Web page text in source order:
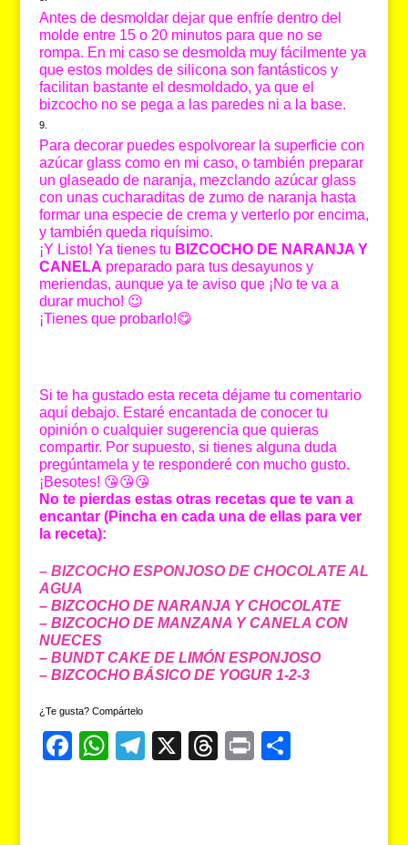
Antes de desmoldar dejar que enfríe dentro del
molde entre 15 o 20 minutos para que no se
rompa. En mi caso se desmolda muy fácilmente ya
que estos moldes de silicona son fantásticos y
facilitan bastante el desmoldado, ya que el
bizcocho no se pega a las paredes ni a la base.
Para decorar puedes espolvorear la superficie con
azúcar glass como en mi caso, o también preparar
un glaseado de naranja, mezclando azúcar glass
con unas cucharaditas de zumo de naranja hasta
formar una especie de crema y verterlo por encima,
y también queda riquísimo.
¡Y Listo! Ya tienes tu BIZCOCHO DE NARANJA Y
CANELA preparado para tus desayunos y
meriendas, aunque ya te aviso que ¡No te va a
durar mucho! 😉
¡Tienes que probarlo!😋
Si te ha gustado esta receta déjame tu comentario
aquí debajo. Estaré encantada de conocer tu
opinión o cualquier sugerencia que quieras
compartir. Por supuesto, si tienes alguna duda
pregúntamela y te responderé con mucho gusto.
¡Besotes! 😘😘😘
No te pierdas estas otras recetas que te van a
encantar (Pincha en cada una de ellas para ver
la receta):
– BIZCOCHO ESPONJOSO DE CHOCOLATE AL
AGUA
– BIZCOCHO DE NARANJA Y CHOCOLATE
– BIZCOCHO DE MANZANA Y CANELA CON
NUECES
– BUNDT CAKE DE LIMÓN ESPONJOSO
– BIZCOCHO BÁSICO DE YOGUR 1-2-3
¿Te gusta? Compártelo
F
W
T
X
T
Pr